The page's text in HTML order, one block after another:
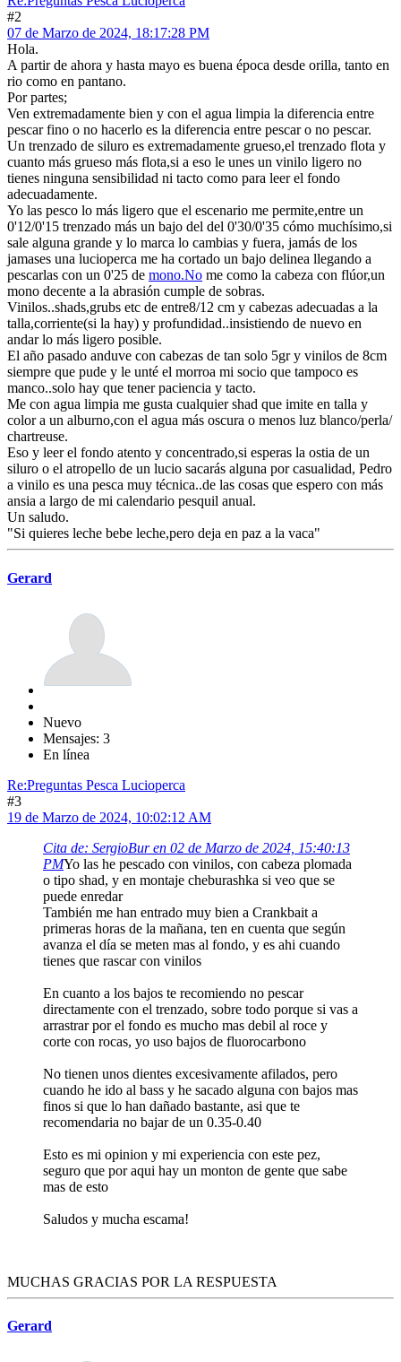
#2
07 de Marzo de 2024, 18:17:28 PM
Hola.
A partir de ahora y hasta mayo es buena época desde orilla, tanto en
rio como en pantano.
Por partes;
Ven extremadamente bien y con el agua limpia la diferencia entre
pescar fino o no hacerlo es la diferencia entre pescar o no pescar.
Un trenzado de siluro es extremadamente grueso,el trenzado flota y
cuanto más grueso más flota,si a eso le unes un vinilo ligero no
tienes ninguna sensibilidad ni tacto como para leer el fondo
adecuadamente.
Yo las pesco lo más ligero que el escenario me permite,entre un
0'12/0'15 trenzado más un bajo del del 0'30/0'35 cómo muchísimo,si
sale alguna grande y lo marca lo cambias y fuera, jamás de los
jamases una lucioperca me ha cortado un bajo delinea llegando a
pescarlas con un 0'25 de mono.No me como la cabeza con flúor,un
mono decente a la abrasión cumple de sobras.
Vinilos..shads,grubs etc de entre8/12 cm y cabezas adecuadas a la
talla,corriente(si la hay) y profundidad..insistiendo de nuevo en
andar lo más ligero posible.
El año pasado anduve con cabezas de tan solo 5gr y vinilos de 8cm
siempre que pude y le unté el morroa mi socio que tampoco es
manco..solo hay que tener paciencia y tacto.
Me con agua limpia me gusta cualquier shad que imite en talla y
color a un alburno,con el agua más oscura o menos luz blanco/perla/
chartreuse.
Eso y leer el fondo atento y concentrado,si esperas la ostia de un
siluro o el atropello de un lucio sacarás alguna por casualidad, Pedro
a vinilo es una pesca muy técnica..de las cosas que espero con más
ansia a largo de mi calendario pesquil anual.
Un saludo.
"Si quieres leche bebe leche,pero deja en paz a la vaca"
Gerard
Nuevo
Mensajes: 3
En línea
Re:Preguntas Pesca Lucioperca
#3
19 de Marzo de 2024, 10:02:12 AM
Cita de: SergioBur en 02 de Marzo de 2024, 15:40:13
PMYo las he pescado con vinilos, con cabeza plomada
o tipo shad, y en montaje cheburashka si veo que se
puede enredar
También me han entrado muy bien a Crankbait a
primeras horas de la mañana, ten en cuenta que según
avanza el día se meten mas al fondo, y es ahi cuando
tienes que rascar con vinilos
En cuanto a los bajos te recomiendo no pescar
directamente con el trenzado, sobre todo porque si vas a
arrastrar por el fondo es mucho mas debil al roce y
corte con rocas, yo uso bajos de fluorocarbono
No tienen unos dientes excesivamente afilados, pero
cuando he ido al bass y he sacado alguna con bajos mas
finos si que lo han dañado bastante, asi que te
recomendaria no bajar de un 0.35-0.40
Esto es mi opinion y mi experiencia con este pez,
seguro que por aqui hay un monton de gente que sabe
mas de esto
Saludos y mucha escama!
MUCHAS GRACIAS POR LA RESPUESTA
Gerard